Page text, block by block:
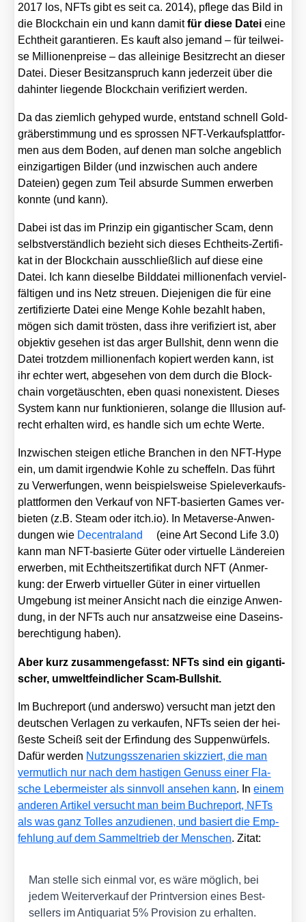
2017 los, NFTs gibt es seit ca. 2014), pfle­ge das Bild in
die Block­chain ein und kann damitfür die­se Datei eine
Echt­heit garan­tie­ren. Es kauft also jemand – für teil­wei­
se Mil­lio­nen­prei­se – das allei­ni­ge Besitz­recht an die­ser
Datei. Die­ser Besitz­an­spruch kann jeder­zeit über die
dahin­ter lie­gen­de Block­chain veri­fi­ziert wer­den.
Da das ziem­lich gehy­ped wur­de, ent­stand schnell Gold­
grä­ber­stim­mung und es spros­sen NFT-Ver­kaufs­platt­for­
men aus dem Boden, auf denen man sol­che angeb­lich
ein­zig­ar­ti­gen Bil­der (und inzwi­schen auch ande­re
Datei­en) gegen zum Teil absur­de Sum­men erwer­ben
konn­te (und kann).
Dabei ist das im Prin­zip ein gigan­ti­scher Scam, denn
selbst­ver­ständ­lich bezieht sich die­ses Echt­heits-Zer­ti­fi­
kat in der Block­chain aus­schließ­lich auf die­se eine
Datei. Ich kann die­sel­be Bild­da­tei mil­lio­nen­fach ver­viel­
fäl­ti­gen und ins Netz streu­en. Die­je­ni­gen die für eine
zer­ti­fi­zier­te Datei eine Men­ge Koh­le bezahlt haben,
mögen sich damit trös­ten, dass ihre veri­fi­ziert ist, aber
objek­tiv gese­hen ist das arger Bull­shit, denn wenn die
Datei trotz­dem mil­lio­nen­fach kopiert wer­den kann, ist
ihr ech­ter wert, abge­se­hen von dem durch die Block­
chain vor­ge­täusch­ten, eben qua­si non­e­xis­tent. Die­ses
Sys­tem kann nur funk­tio­nie­ren, solan­ge die Illu­si­on auf­
recht erhal­ten wird, es hand­le sich um ech­te Wer­te.
Inzwi­schen stei­gen etli­che Bran­chen in den NFT-Hype
ein, um damit irgend­wie Koh­le zu schef­feln. Das führt
zu Ver­wer­fun­gen, wenn bei­spiels­wei­se Spie­le­ver­kaufs­
platt­for­men den Ver­kauf von NFT-basier­ten Games ver­
bie­ten (z.B. Steam oder itch​.io). In Meta­ver­se-Anwen­
dun­gen wie Decen­tra­land
(eine Art Second Life 3.0)
kann man NFT-basier­te Güter oder vir­tu­el­le Län­de­rei­en
erwer­ben, mit Echt­heits­zer­ti­fi­kat durch NFT (Anmer­
kung: der Erwerb vir­tu­el­ler Güter in einer vir­tu­el­len
Umge­bung ist mei­ner Ansicht nach die ein­zi­ge Anwen­
dung, in der NFTs auch nur ansatz­wei­se eine Daseins­
be­rech­ti­gung haben).
Aber kurz zusam­men­ge­fasst: NFTs sind ein gigan­ti­
scher, umwelt­feind­li­cher Scam-Bull­shit.
Im Buch­re­port (und anders­wo) ver­sucht man jetzt den
deut­schen Ver­la­gen zu ver­kau­fen, NFTs sei­en der hei­
ßes­te Scheiß seit der Erfin­dung des Sup­pen­wür­fels.
Dafür wer­den Nut­zungs­sze­na­ri­en skiz­ziert, die man
ver­mut­lich nur nach dem has­ti­gen Genuss einer Fla­
sche Leber­meis­ter als sinn­voll anse­hen kann. Ineinem
ande­ren Arti­kel ver­sucht man beim Buch­re­port, NFTs
als was ganz Tol­les anzu­die­nen, und basiert die Emp­
feh­lung auf dem Sam­mel­trieb der Men­schen. Zitat:
Man stel­le sich ein­mal vor, es wäre mög­lich, bei
jedem Wei­ter­ver­kauf der Print­ver­si­on eines Best­
sel­lers im Anti­qua­ri­at 5% Pro­vi­si­on zu erhal­ten.